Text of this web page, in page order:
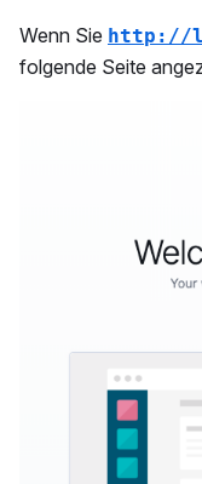
Wenn Sie http://
folgende Seite